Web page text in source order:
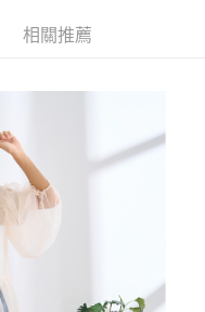
支付方式。 讓您購物簡單
值。
。
跳轉至「AFTEE先享後付」
成結帳。
相關推薦